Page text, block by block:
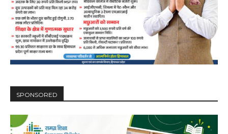
SPONSORED